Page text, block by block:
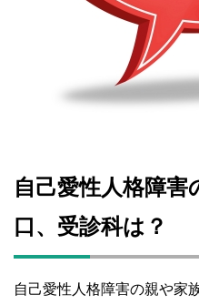
自己愛性人格障害
口、受診科は？
自己愛性人格障害の親や家